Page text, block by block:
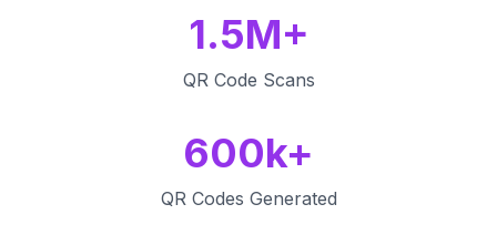
1.5M+
QR Code Scans
600k+
QR Codes Generated